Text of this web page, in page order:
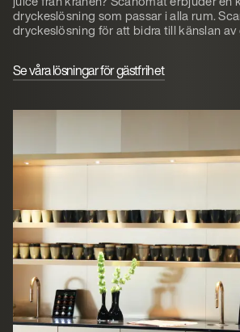
dryckeslösning som passar i alla rum.
dryckeslösning för att bidra till känslan
Se våra lösningar för gästfrihet